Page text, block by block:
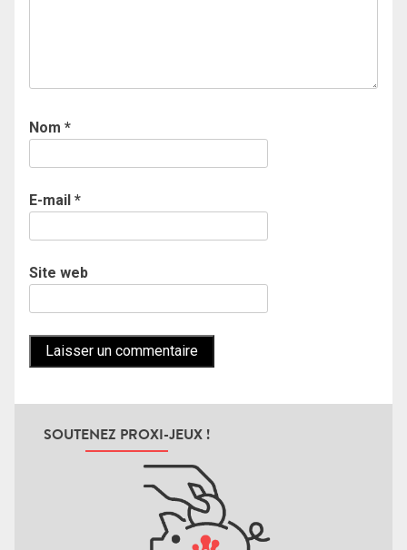
Nom *
E-mail *
Site web
SOUTENEZ PROXI-JEUX !